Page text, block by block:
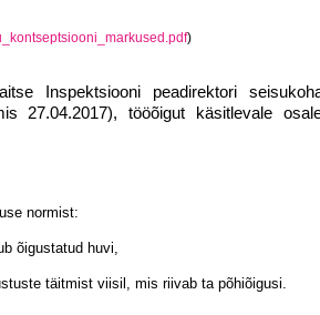
)
Inspektsiooni peadirektori
27.04.2017), tööõigut käsitlevale
normist:
õigustatud huvi,
täitmist viisil, mis riivab ta põhiõigusi.